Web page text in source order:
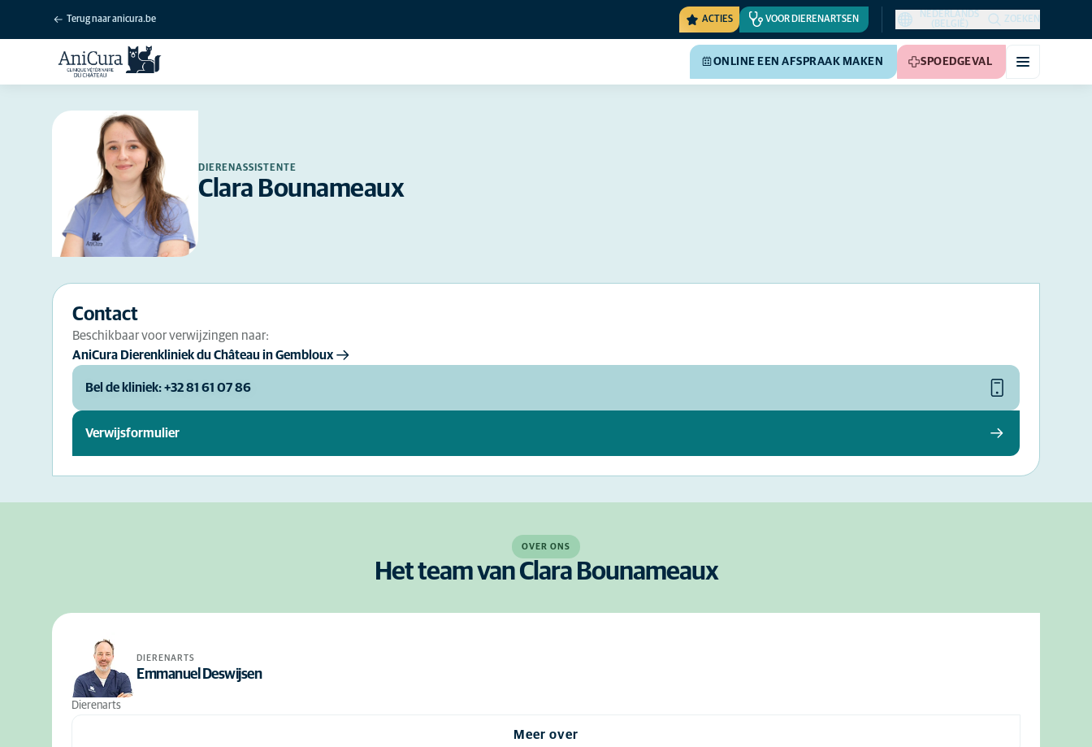
Terug naar anicura.be ACTIES VOOR DIERENARTSEN
NEDERLANDS
(BELGIË)
ZOEKEN
ONLINE EEN AFSPRAAK MAKEN SPOEDGEVAL
DIERENASSISTENTE
Clara Bounameaux
Contact
Beschikbaar voor verwijzingen naar:
AniCura Dierenkliniek du Château in Gembloux
Bel de kliniek: +32 81 61 07 86
Verwijsformulier
OVER ONS
Het team van Clara Bounameaux
DIERENARTS
Emmanuel Deswijsen
Dierenarts
Meer over